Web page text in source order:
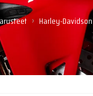
› Harley-